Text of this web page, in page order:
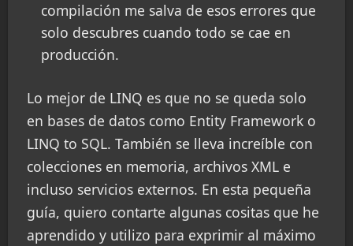
compilación me salva de esos errores que
solo descubres cuando todo se cae en
producción.
Lo mejor de LINQ es que no se queda solo
en bases de datos como Entity Framework o
LINQ to SQL. También se lleva increíble con
colecciones en memoria, archivos XML e
incluso servicios externos. En esta pequeña
guía, quiero contarte algunas cositas que he
aprendido y utilizo para exprimir al máximo